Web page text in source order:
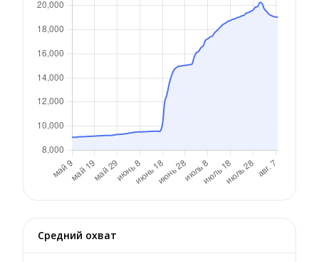
Средний охват